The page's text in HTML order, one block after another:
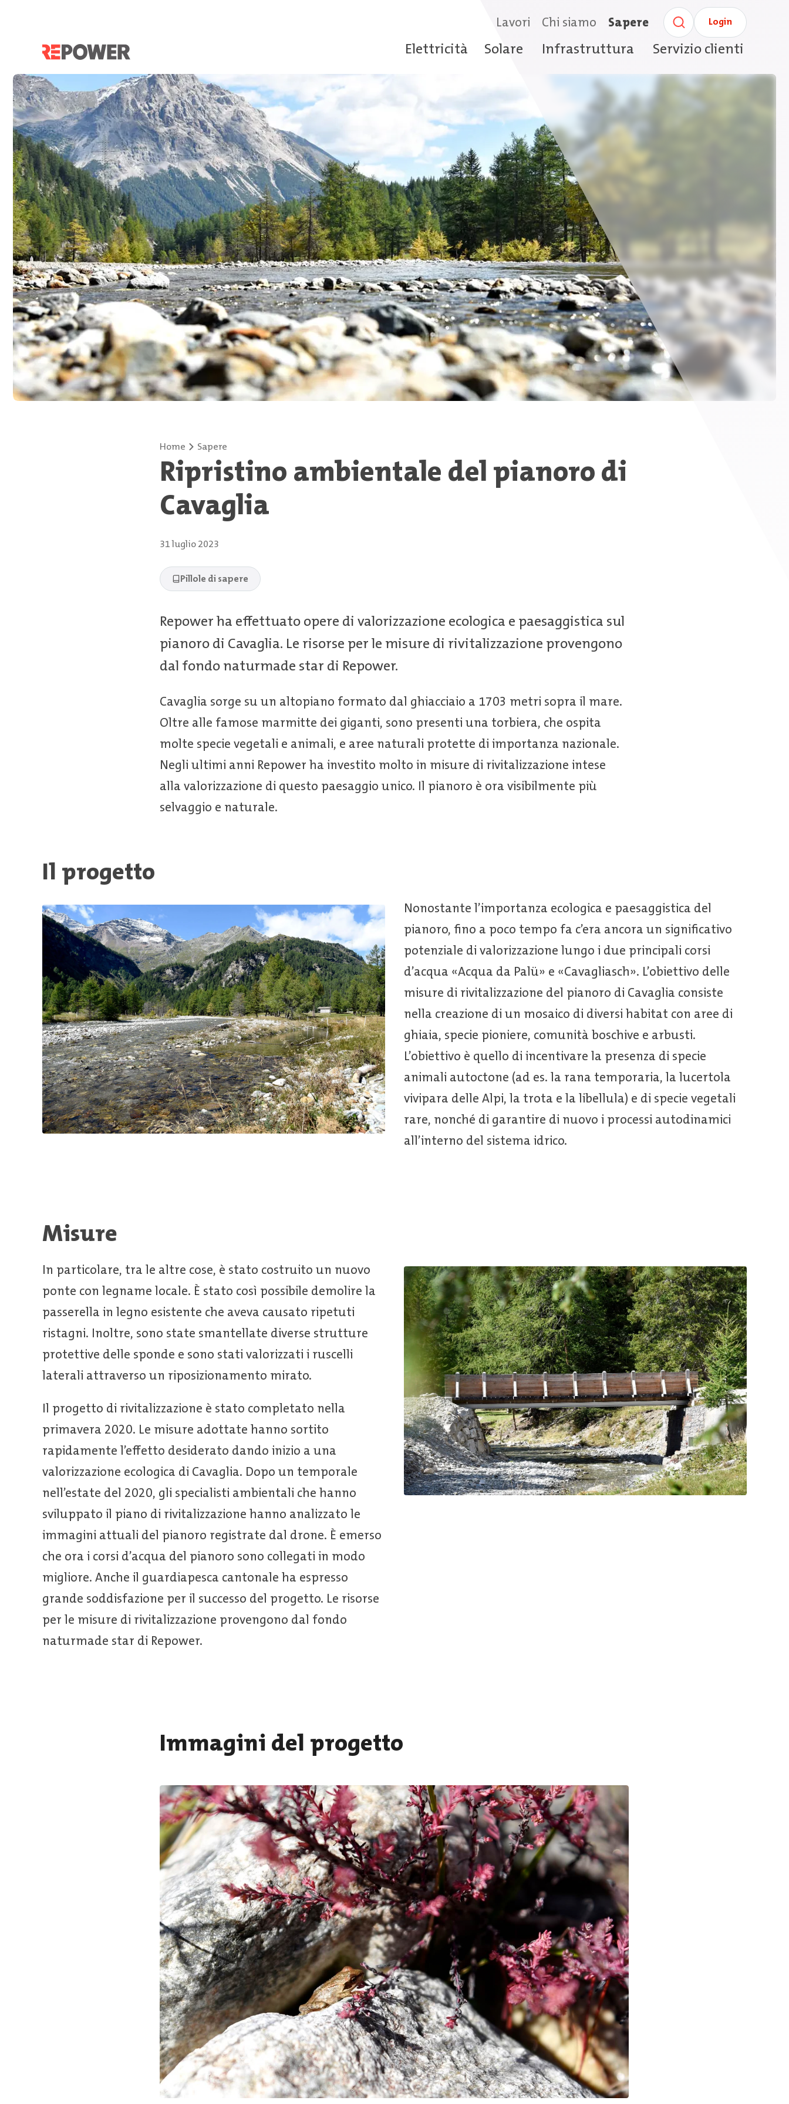
Lavori Chi siamo Sapere Login
Elettricità Solare Infrastruttura Servizio clienti
Home Sapere
Ripristino ambientale del pianoro di
Cavaglia
31 luglio 2023
Pillole di sapere
Repower ha effettuato opere di valorizzazione ecologica e paesaggistica sul
pianoro di Cavaglia. Le risorse per le misure di rivitalizzazione provengono
dal fondo naturmade star di Repower.
Cavaglia sorge su un altopiano formato dal ghiacciaio a 1703 metri sopra il mare.
Oltre alle famose marmitte dei giganti, sono presenti una torbiera, che ospita
molte specie vegetali e animali, e aree naturali protette di importanza nazionale.
Negli ultimi anni Repower ha investito molto in misure di rivitalizzazione intese
alla valorizzazione di questo paesaggio unico. Il pianoro è ora visibilmente più
selvaggio e naturale.
Il progetto
Nonostante l’importanza ecologica e paesaggistica del
pianoro, fino a poco tempo fa c’era ancora un significativo
potenziale di valorizzazione lungo i due principali corsi
d’acqua «Acqua da Palü» e «Cavagliasch». L’obiettivo delle
misure di rivitalizzazione del pianoro di Cavaglia consiste
nella creazione di un mosaico di diversi habitat con aree di
ghiaia, specie pioniere, comunità boschive e arbusti.
L’obiettivo è quello di incentivare la presenza di specie
animali autoctone (ad es. la rana temporaria, la lucertola
vivipara delle Alpi, la trota e la libellula) e di specie vegetali
rare, nonché di garantire di nuovo i processi autodinamici
all’interno del sistema idrico.
Misure
In particolare, tra le altre cose, è stato costruito un nuovo
ponte con legname locale. È stato così possibile demolire la
passerella in legno esistente che aveva causato ripetuti
ristagni. Inoltre, sono state smantellate diverse strutture
protettive delle sponde e sono stati valorizzati i ruscelli
laterali attraverso un riposizionamento mirato. ​
Il progetto di rivitalizzazione è stato completato nella
primavera 2020. Le misure adottate hanno sortito
rapidamente l’effetto desiderato dando inizio a una
valorizzazione ecologica di Cavaglia. Dopo un temporale
nell’estate del 2020, gli specialisti ambientali che hanno
sviluppato il piano di rivitalizzazione hanno analizzato le
immagini attuali del pianoro registrate dal drone. È emerso
che ora i corsi d’acqua del pianoro sono collegati in modo
migliore. Anche il guardiapesca cantonale ha espresso
grande soddisfazione per il successo del progetto. Le risorse
per le misure di rivitalizzazione provengono dal fondo
naturmade star di Repower.
Immagini del progetto